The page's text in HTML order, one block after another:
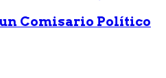
un Comisario Político